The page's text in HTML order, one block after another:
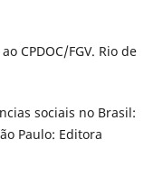
CPDOC/FGV. Rio de
sociais no Brasil:
Paulo: Editora